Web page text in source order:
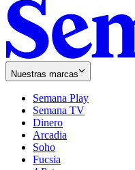
Nuestras marcas
Semana Play
Semana TV
Dinero
Arcadia
Soho
in
Fucsia